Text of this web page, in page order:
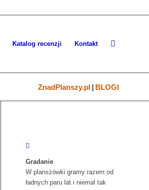
Katalog recenzji Kontakt
ZnadPlanszy.pl | BLOGI
Gradanie
W planszówki gramy razem od
ładnych paru lat i niemal tak